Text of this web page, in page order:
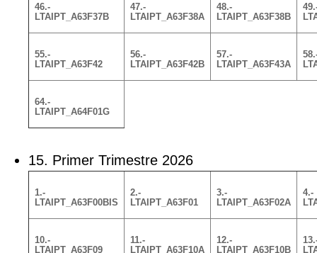
46.-
LTAIPT_A63F37B
47.-
LTAIPT_A63F38A
48.-
LTAIPT_A63F38B
55.-
LTAIPT_A63F42
56.-
LTAIPT_A63F42B
57.-
LTAIPT_A63F43A
64.-
LTAIPT_A64F01G
15. Primer Trimestre 2026
1.-
LTAIPT_A63F00BIS
2.-
LTAIPT_A63F01
3.-
LTAIPT_A63F02A
4.-
10.-
LTAIPT_A63F09
11.-
LTAIPT_A63F10A
12.-
LTAIPT_A63F10B